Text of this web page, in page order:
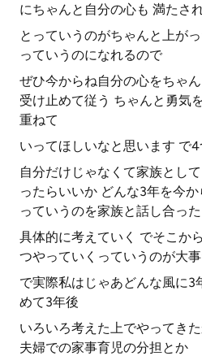
にちゃんと自分の心も 満たさ
とっていうのがちゃんと上が
っていうのになれるので
ぜひ今からね自分の心をちゃ
受け止めて従う ちゃんと勇気
重ねて
いってほしいなと思います で4
自分だけじゃなくて家族とし
ったらいいか どんな3年を今
っていうのを家族と話し合っ
具体的に考えていく でそこか
つやっていくっていうのが大
で実際私はじゃあどんな風に3
めて3年後
いろいろ考えた上でやってき
夫婦での家事育児の分担とか